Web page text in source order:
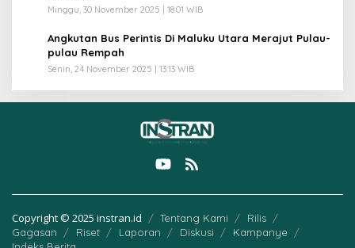
Minggu, 30 November 2025 | 18:01 WIB
Angkutan Bus Perintis Di Maluku Utara Merajut Pulau-
pulau Rempah
Senin, 24 November 2025 | 13:13 WIB
Copyright © 2025 instran.id Tentang Kami
Rilis
Gagasan
Riset Laporan Diskusi
Kampanye